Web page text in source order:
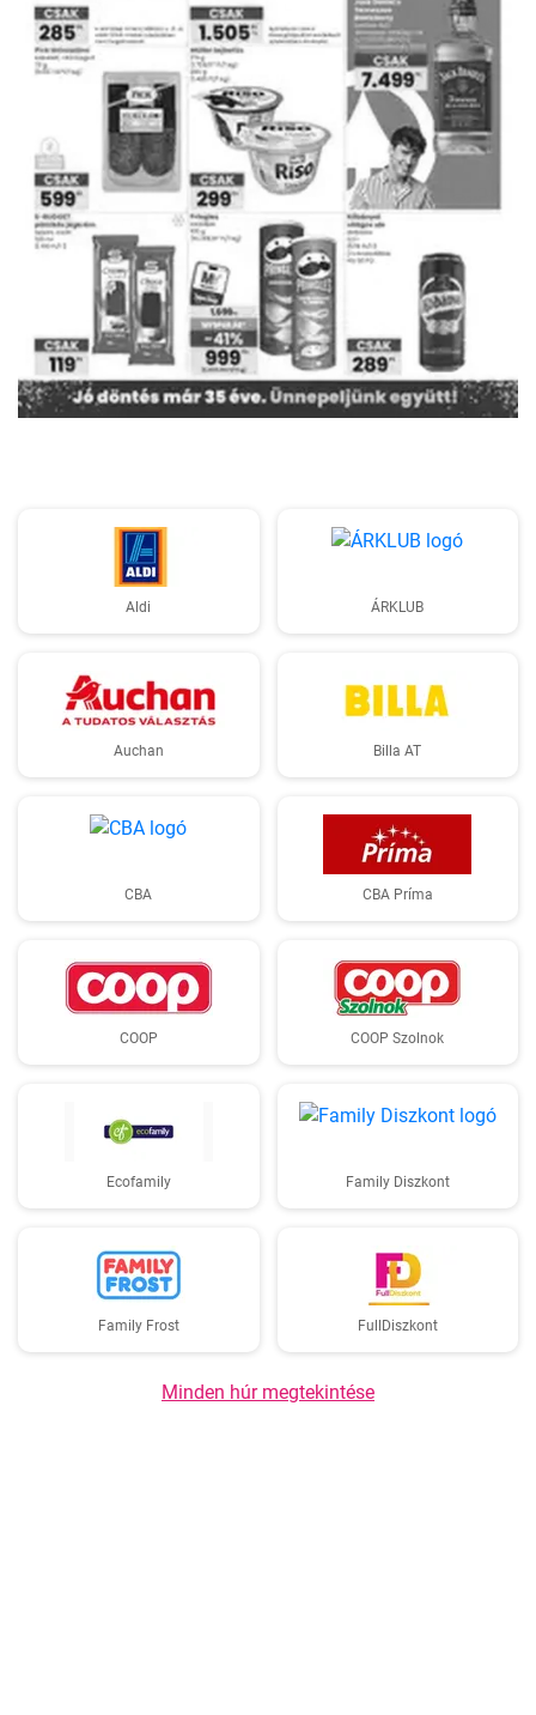
HIRDETŐ
Aldi ÁRKLUB
Auchan Billa AT
CBA CBA Príma
COOP COOP Szolnok
Ecofamily Family Diszkont
Family Frost FullDiszkont
Minden húr megtekintése